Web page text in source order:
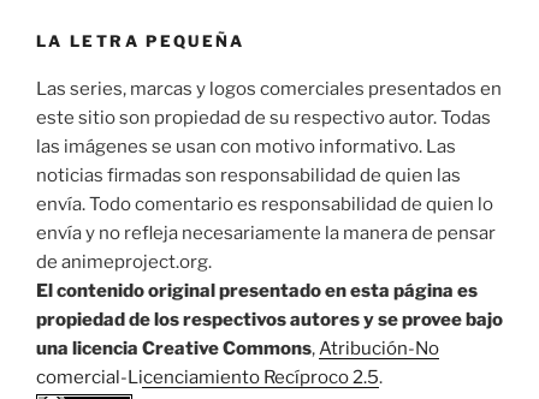
LA LETRA PEQUEÑA
Las series, marcas y logos comerciales presentados en
este sitio son propiedad de su respectivo autor. Todas
las imágenes se usan con motivo informativo. Las
noticias firmadas son responsabilidad de quien las
envía. Todo comentario es responsabilidad de quien lo
envía y no refleja necesariamente la manera de pensar
de animeproject.org.
El contenido original presentado en esta página es
propiedad de los respectivos autores y se provee bajo
una licencia Creative Commons,Atribución-No
comercial-Licenciamiento Recíproco 2.5.